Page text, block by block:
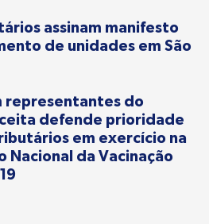
assinam manifesto
de unidades em São
representantes do
defende prioridade
em exercício na
Nacional da Vacinação